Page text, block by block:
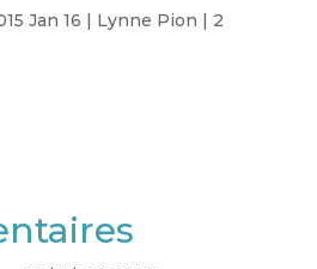
Jan 16 | Lynne Pion | 2